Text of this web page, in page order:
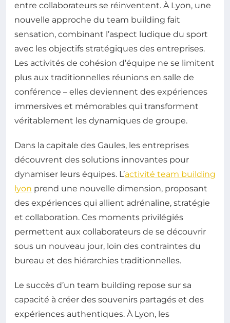
entre collaborateurs se réinventent. À Lyon, une
nouvelle approche du team building fait
sensation, combinant l’aspect ludique du sport
avec les objectifs stratégiques des entreprises.
Les activités de cohésion d’équipe ne se limitent
plus aux traditionnelles réunions en salle de
conférence – elles deviennent des expériences
immersives et mémorables qui transforment
véritablement les dynamiques de groupe.
Dans la capitale des Gaules, les entreprises
découvrent des solutions innovantes pour
dynamiser leurs équipes. L’activité team building
lyon prend une nouvelle dimension, proposant
des expériences qui allient adrénaline, stratégie
et collaboration. Ces moments privilégiés
permettent aux collaborateurs de se découvrir
sous un nouveau jour, loin des contraintes du
bureau et des hiérarchies traditionnelles.
Le succès d’un team building repose sur sa
capacité à créer des souvenirs partagés et des
expériences authentiques. À Lyon, les